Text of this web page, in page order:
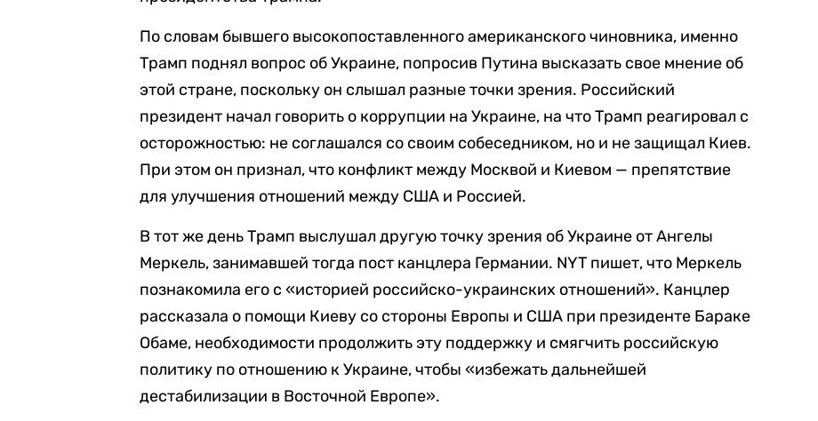
По словам бывшего высокопоставленного американского чиновника, именно
Трамп поднял вопрос об Украине, попросив Путина высказать свое мнение об
этой стране, поскольку он слышал разные точки зрения. Российский
президент начал говорить о коррупции на Украине, на что Трамп реагировал с
осторожностью: не соглашался со своим собеседником, но и не защищал Киев.
При этом он признал, что конфликт между Москвой и Киевом — препятствие
для улучшения отношений между США и Россией.
В тот же день Трамп выслушал другую точку зрения об Украине от Ангелы
Меркель, занимавшей тогда пост канцлера Германии. NYT пишет, что Меркель
познакомила его с «историей российско-украинских отношений». Канцлер
рассказала о помощи Киеву со стороны Европы и США при президенте Бараке
Обаме, необходимости продолжить эту поддержку и смягчить российскую
политику по отношению к Украине, чтобы «избежать дальнейшей
дестабилизации в Восточной Европе».